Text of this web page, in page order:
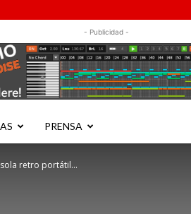
- Publicidad -
PRENSA
retro portátil...